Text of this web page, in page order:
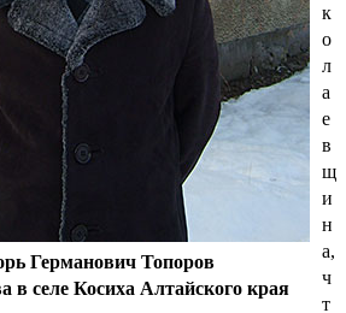
Германович Топоров
в селе Косиха Алтайского края
к
о
л
а
е
в
щ
и
н
а,
ч
т